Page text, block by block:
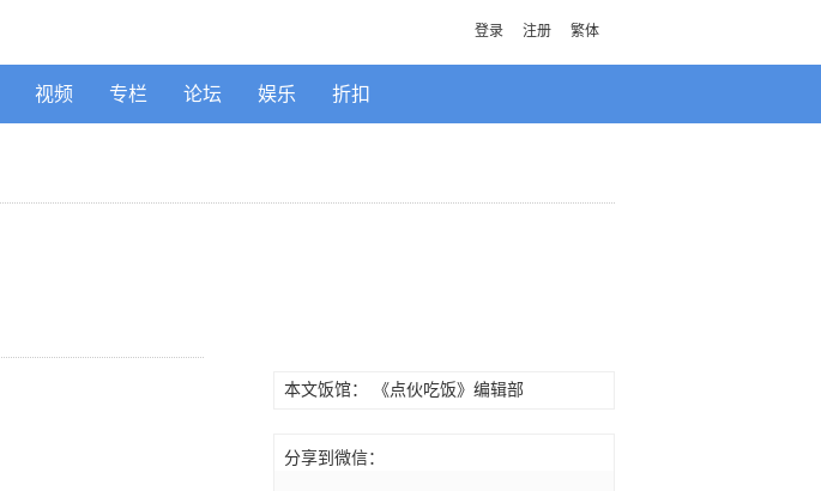
登录 注册 繁体
视频 专栏 论坛 娱乐 折扣
本文饭馆： 《点伙吃饭》编辑部
分享到微信：